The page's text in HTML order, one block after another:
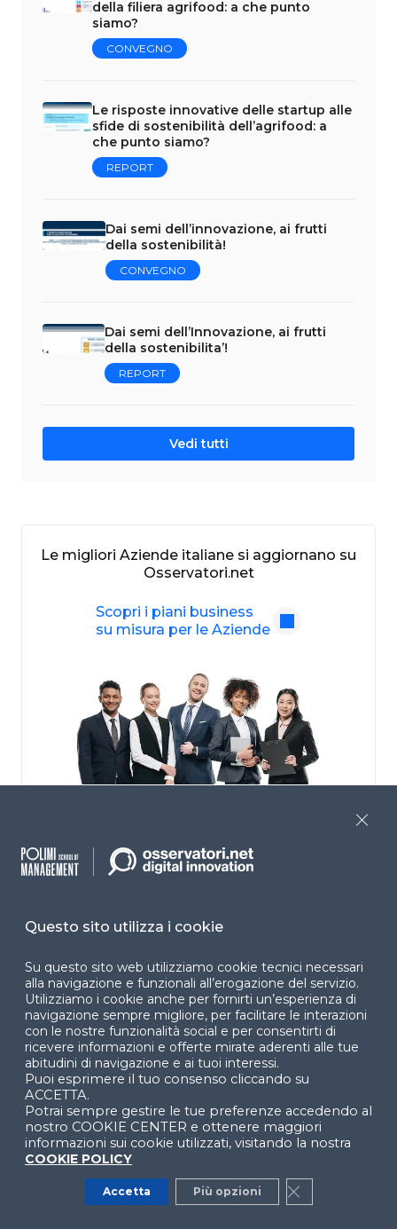
della filiera agrifood: a che punto
siamo?
CONVEGNO
Le risposte innovative delle startup alle
sfide di sostenibilità dell’agrifood: a
che punto siamo?
REPORT
Dai semi dell’innovazione, ai frutti
della sostenibilità!
CONVEGNO
Dai semi dell’Innovazione, ai frutti
della sostenibilita’!
REPORT
Vedi tutti
Le migliori Aziende italiane si aggiornano su
Osservatori.net
Scopri i piani business
su misura per le Aziende
Assistenza 800 033 727 -
supporto@osservatori.net
Abbonamenti e
Supporto
Grafici
Questo sito utilizza i cookie
Su questo sito web utilizziamo cookie tecnici necessari
alla navigazione e funzionali all’erogazione del servizio.
Utilizziamo i cookie anche per fornirti un’esperienza di
navigazione sempre migliore, per facilitare le interazioni
con le nostre funzionalità social e per consentirti di
ricevere informazioni e offerte mirate aderenti alle tue
abitudini di navigazione e ai tuoi interessi.
Puoi esprimere il tuo consenso cliccando su
ACCETTA.
Potrai sempre gestire le tue preferenze accedendo al
nostro COOKIE CENTER e ottenere maggiori
informazioni sui cookie utilizzati, visitando la nostra
COOKIE POLICY
Accetta Più opzioni Close GDPR